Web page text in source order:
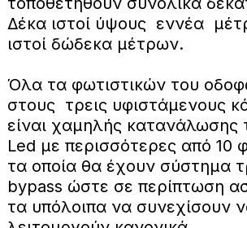
Δέκα ιστοί ύψους εννέα
ιστοί δώδεκα μέτρων.
Όλα τα φωτιστικών του
στους τρεις υφιστάμενους
είναι χαμηλής κατανάλωσης
Led με περισσότερες από 10
τα οποία θα έχουν σύστημα
bypass ώστε σε περίπτωση
τα υπόλοιπα να συνεχίσουν